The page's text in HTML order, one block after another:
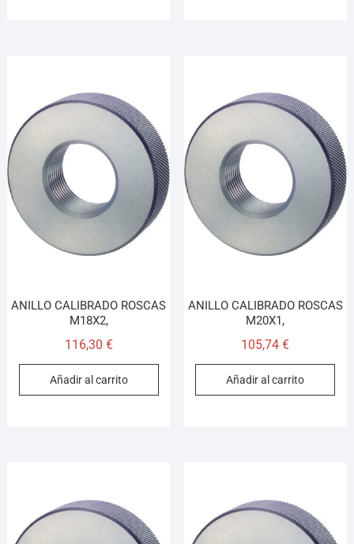
ANILLO CALIBRADO ROSCAS
M18X2,
116,30 €
Añadir al carrito
ANILLO CALIBRADO ROSCAS
M20X1,
105,74€
Añadir al carrito